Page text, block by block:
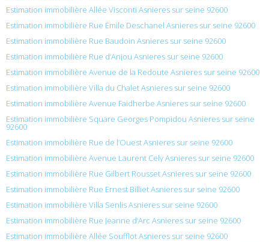
Estimation immobilière Allée Visconti Asnieres sur seine 92600
Estimation immobilière Rue Émile Deschanel Asnieres sur seine 92600
Estimation immobilière Rue Baudoin Asnieres sur seine 92600
Estimation immobilière Rue d’Anjou Asnieres sur seine 92600
Estimation immobilière Avenue de la Redoute Asnieres sur seine 92600
Estimation immobilière Villa du Chalet Asnieres sur seine 92600
Estimation immobilière Avenue Faidherbe Asnieres sur seine 92600
Estimation immobilière Square Georges Pompidou Asnieres sur seine
92600
Estimation immobilière Rue de l’Ouest Asnieres sur seine 92600
Estimation immobilière Avenue Laurent Cely Asnieres sur seine 92600
Estimation immobilière Rue Gilbert Rousset Asnieres sur seine 92600
Estimation immobilière Rue Ernest Billiet Asnieres sur seine 92600
Estimation immobilière Villa Senlis Asnieres sur seine 92600
Estimation immobilière Rue Jeanne d’Arc Asnieres sur seine 92600
Estimation immobilière Allée Soufflot Asnieres sur seine 92600